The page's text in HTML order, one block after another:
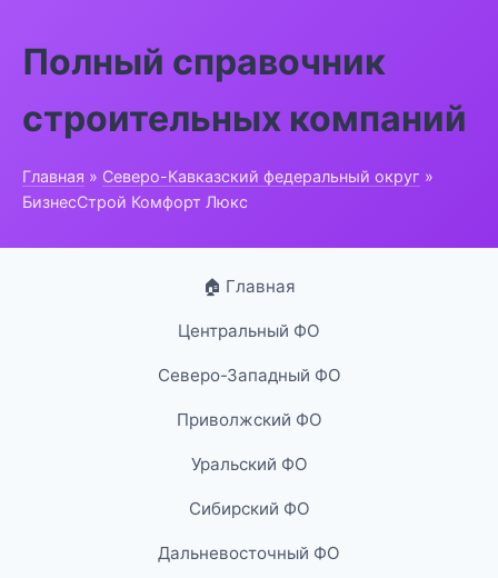
Полный справочник
строительных компаний
Главная » Северо-Кавказский федеральный округ »
БизнесСтрой Комфорт Люкс
🏠 Главная
Центральный ФО
Северо-Западный ФО
Приволжский ФО
Уральский ФО
Сибирский ФО
Дальневосточный ФО